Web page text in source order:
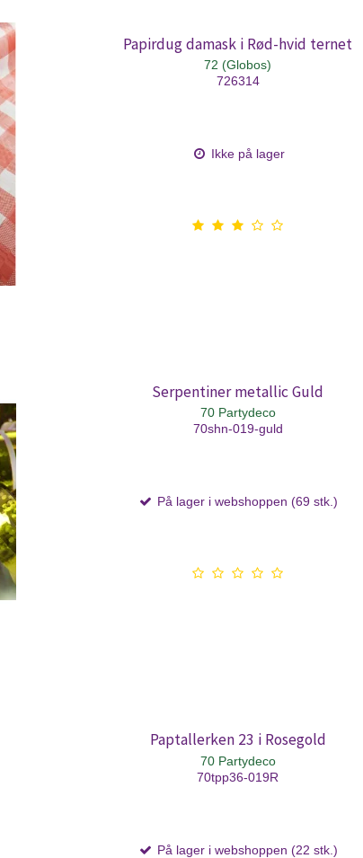
Papirdug damask i Rød-hvid ternet
72 (Globos)
726314
Ikke på lager
Serpentiner metallic Guld
70 Partydeco
70shn-019-guld
På lager i webshoppen (69 stk.)
Paptallerken 23 i Rosegold
70 Partydeco
70tpp36-019R
På lager i webshoppen (22 stk.)